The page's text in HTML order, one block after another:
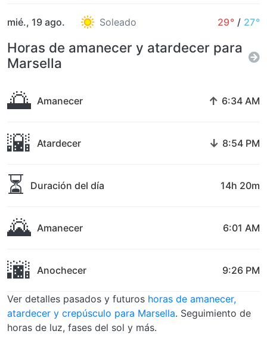
mié., 19 ago. Soleado 29° / 27°
Horas de amanecer y atardecer para
Marsella
🌅 Amanecer ↑ 6:34 AM
🌇 Atardecer ↓ 8:54 PM
⏳ Duración del día 14h 20m
🌄 Amanecer 6:01 AM
🌆 Anochecer 9:26 PM
Ver detalles pasados y futuros horas de amanecer,
atardecer y crepúsculo para Marsella. Seguimiento de
horas de luz, fases del sol y más.